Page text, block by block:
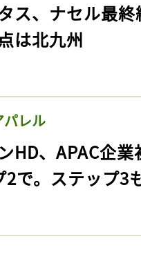
ス、ナセル最
は北九州
レル
HD、APAC企
2で。ステップ3